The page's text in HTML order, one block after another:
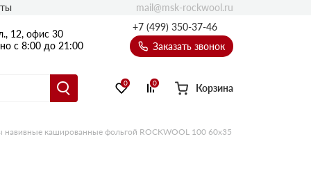
12, офис 30
с 8:00 до 21:00
+7 (499) 350-37-46
Заказать звонок
Балкон
Эсктра
Оптима
0 0 Корзина
mail@msk-rockwool.ru
кашированные фольгой ROCKWOOL 100 60х35